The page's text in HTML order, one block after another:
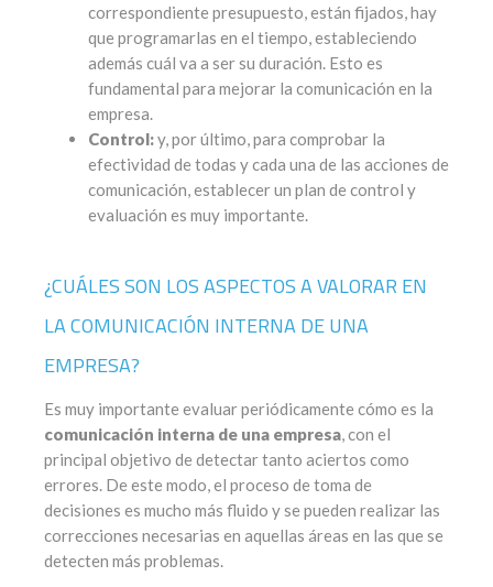
correspondiente presupuesto, están fijados, hay
que programarlas en el tiempo, estableciendo
además cuál va a ser su duración. Esto es
fundamental para mejorar la comunicación en la
empresa.
Control:y, por último, para comprobar la
efectividad de todas y cada una de las acciones de
comunicación, establecer un plan de control y
evaluación es muy importante.
¿CUÁLES SON LOS ASPECTOS A VALORAR EN
LA COMUNICACIÓN INTERNA DE UNA
EMPRESA?
Es muy importante evaluar periódicamente cómo es la
comunicación interna de una empresa, con el
principal objetivo de detectar tanto aciertos como
errores. De este modo, el proceso de toma de
decisiones es mucho más fluido y se pueden realizar las
correcciones necesarias en aquellas áreas en las que se
detecten más problemas.